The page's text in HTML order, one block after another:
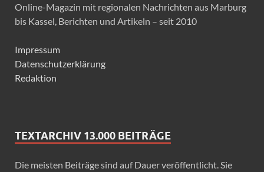
Online-Magazin mit regionalen Nachrichten aus Marburg
bis Kassel, Berichten und Artikeln – seit 2010
Impressum
Datenschutzerklärung
Redaktion
TEXTARCHIV 13.000 BEITRÄGE
Die meisten Beiträge sind auf Dauer veröffentlicht. Sie